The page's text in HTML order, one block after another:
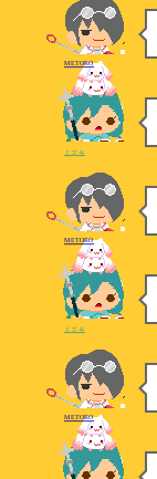
METORO
ミズキ
METORO
ミズキ
METORO